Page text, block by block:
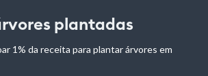
plantadas
1% da receita para plantar árvores em